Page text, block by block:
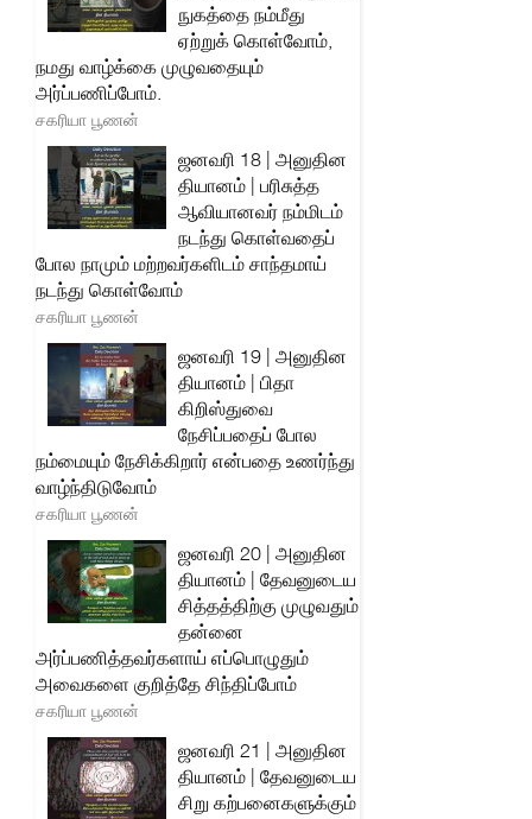
நுகத்தை நம்மீது
ஏற்றுக் கொள்வோம்,
நமது வாழ்க்கை முழுவதையும்
அர்ப்பணிப்போம்.
சகரியா பூணன்
ஜனவரி 18 | அனுதின
தியானம் | பரிசுத்த
ஆவியானவர் நம்மிடம்
நடந்து கொள்வதைப்
போல நாமும் மற்றவர்களிடம் சாந்தமாய்
நடந்து கொள்வோம்
சகரியா பூணன்
ஜனவரி 19 | அனுதின
தியானம் | பிதா
கிறிஸ்துவை
நேசிப்பதைப் போல
நம்மையும் நேசிக்கிறார் என்பதை உணர்ந்து
வாழ்ந்திடுவோம்
சகரியா பூணன்
ஜனவரி 20 | அனுதின
தியானம் | தேவனுடைய
சித்தத்திற்கு முழுவதும்
தன்னை
அர்ப்பணித்தவர்களாய் எப்பொழுதும்
அவைகளை குறித்தே சிந்திப்போம்
சகரியா பூணன்
ஜனவரி 21 | அனுதின
தியானம் | தேவனுடைய
சிறு கற்பனைகளுக்கும்